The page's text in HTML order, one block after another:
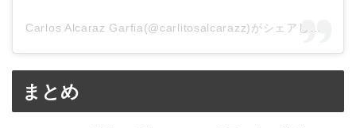
まとめ